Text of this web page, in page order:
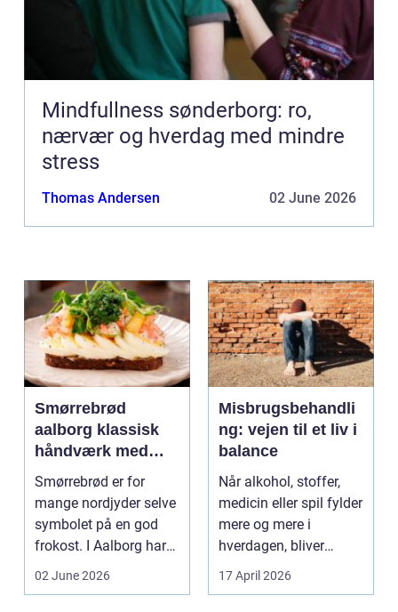
Mindfullness sønderborg: ro,
nærvær og hverdag med mindre
stress
Thomas Andersen 02 June 2026
Smørrebrød
aalborg klassisk
håndværk med
moderne twist
Smørrebrød er for
mange nordjyder selve
symbolet på en god
frokost. I Aalborg har
den klassiske spis...
02 June 2026
Misbrugsbehandli
ng: vejen til et liv i
balance
Når alkohol, stoffer,
medicin eller spil fylder
mere og mere i
hverdagen, bliver
grænsen...
17 April 2026